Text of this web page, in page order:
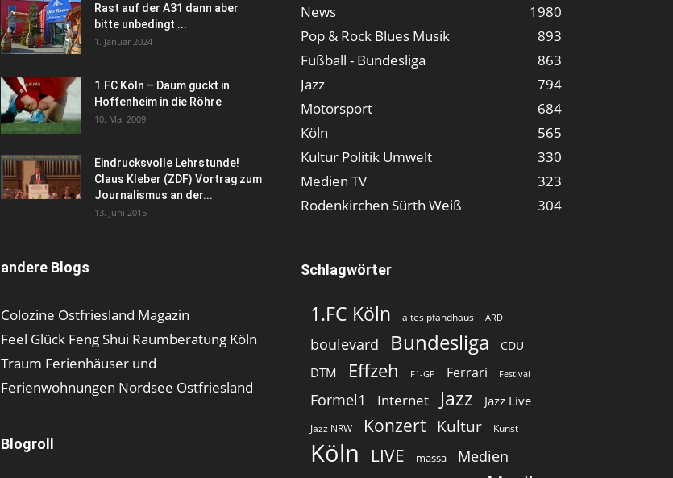
Rast auf der A31 dann aber
bitte unbedingt ...
1. Januar 2024
1.FC Köln – Daum guckt in
Hoffenheim in die Röhre
10. Mai 2009
Eindrucksvolle Lehrstunde!
Claus Kleber (ZDF) Vortrag zum
Journalismus an der...
13. Juni 2015
andere Blogs
Colozine Ostfriesland Magazin
Feel Glück Feng Shui Raumberatung Köln
Traum Ferienhäuser und
Ferienwohnungen Nordsee Ostfriesland
Blogroll
News
1980
Pop & Rock Blues Musik
893
Fußball - Bundesliga
863
Jazz
794
Motorsport
684
Köln
565
Kultur Politik Umwelt
330
Medien TV
323
Rodenkirchen Sürth Weiß
304
Schlagwörter
1.FC Köln altes pfandhaus ARD
boulevard Bundesliga CDU
DTM Effzeh F1-GP Ferrari Festival
Formel1 Internet Jazz Jazz Live
Jazz NRW Konzert Kultur Kunst
Köln LIVE massa Medien